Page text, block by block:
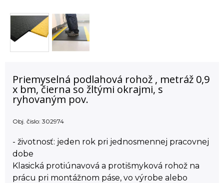
Priemyselná podlahová rohož , metráž 0,9
x bm, čierna so žltými okrajmi, s
ryhovaným pov.
Obj. čislo: 302974
- životnosť: jeden rok pri jednosmennej pracovnej
dobe
Klasická protiúnavová a protišmyková rohož na
prácu pri montážnom páse, vo výrobe alebo